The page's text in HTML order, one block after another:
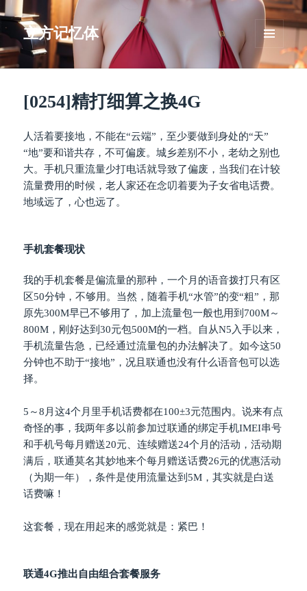
立方记忆体
菜单和
挂件
[0254]精打细算之换4G
人活着要接地，不能在“云端”，至少要做到身处的“天”
“地”要和谐共存，不可偏废。城乡差别不小，老幼之别也
大。手机只重流量少打电话就导致了偏废，当我们在计较
流量费用的时候，老人家还在念叨着要为子女省电话费。
地域远了，心也远了。
手机套餐现状
我的手机套餐是偏流量的那种，一个月的语音拨打只有区
区50分钟，不够用。当然，随着手机“水管”的变“粗”，那
原先300M早已不够用了，加上流量包一般也用到700M～
800M，刚好达到30元包500M的一档。自从N5入手以来，
手机流量告急，已经通过流量包的办法解决了。如今这50
分钟也不助于“接地”，况且联通也没有什么语音包可以选
择。
5～8月这4个月里手机话费都在100±3元范围内。说来有点
奇怪的事，我两年多以前参加过联通的绑定手机IMEI串号
和手机号每月赠送20元、连续赠送24个月的活动，活动期
满后，联通莫名其妙地来个每月赠送话费26元的优惠活动
（为期一年），条件是使用流量达到5M，其实就是白送
话费嘛！
这套餐，现在用起来的感觉就是：紧巴！
联通4G推出自由组合套餐服务